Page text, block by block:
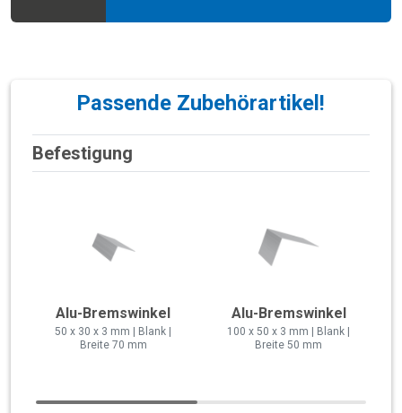
Passende Zubehörartikel!
Befestigung
Alu-Bremswinkel
50 x 30 x 3 mm | Blank |
Breite 70 mm
Alu-Bremswinkel
100 x 50 x 3 mm | Blank |
Breite 50 mm